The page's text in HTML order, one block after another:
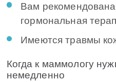
Вам
гормональная
Имеются травмы
Когда к маммологу
немедленно